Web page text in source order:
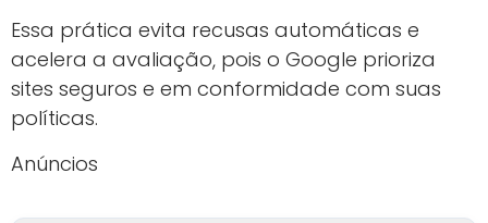
Essa prática evita recusas automáticas e
acelera a avaliação, pois o Google prioriza
sites seguros e em conformidade com suas
políticas.
Anúncios